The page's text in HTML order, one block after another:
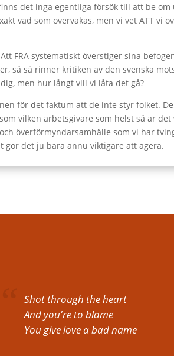
det inga egentliga försök till att be
vad som övervakas, men vi vet ATT vi
FRA systematiskt överstiger sina
så så rinner kritiken av den svenska
men hur långt vill vi låta det gå?
för det faktum att de inte styr folket.
vilken arbetsgivare som helst så är
överförmyndarsamhälle som vi har
gör det ju bara ännu viktigare att agera.
Shot through the heart
And you're to blame
You give love a bad name